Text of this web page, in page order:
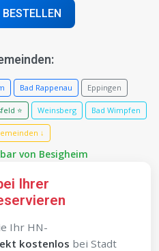
Bad Rappenau Eppingen
⭐ Weinsberg Bad Wimpfen
↓
von Besigheim
Ihrer
Ihr HN-
kostenlos bei Stadt